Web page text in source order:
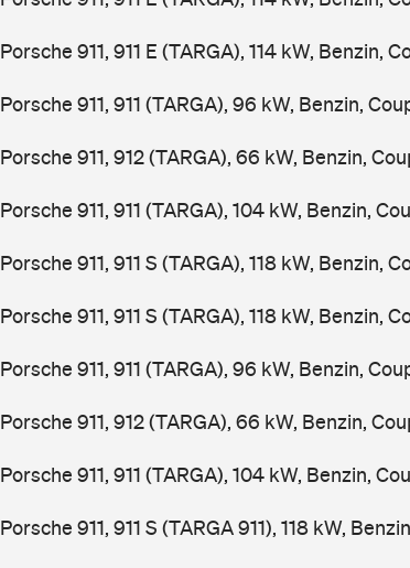
Porsche 911, 911 E (TARGA), 114 kW, Benzin,
Porsche 911, 911 (TARGA), 96 kW, Benzin,
Porsche 911, 912 (TARGA), 66 kW, Benzin,
Porsche 911, 911 (TARGA), 104 kW, Benzin,
Porsche 911, 911 S (TARGA), 118 kW, Benzin,
Porsche 911, 911 S (TARGA), 118 kW, Benzin,
Porsche 911, 911 (TARGA), 96 kW, Benzin,
Porsche 911, 912 (TARGA), 66 kW, Benzin,
Porsche 911, 911 (TARGA), 104 kW, Benzin,
Porsche 911, 911 S (TARGA 911), 118 kW,